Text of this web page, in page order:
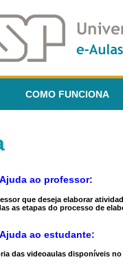
COMO FUNCIONA
Ajuda ao professor:
que deseja elaborar
as etapas do processo de
Ajuda ao estudante:
das videoaulas disponíveis